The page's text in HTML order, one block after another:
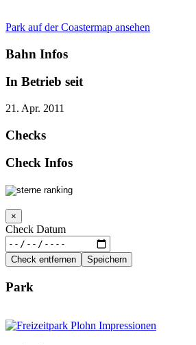
Park auf der Coastermap ansehen
Bahn Infos
In Betrieb seit
21. Apr. 2011
Checks
Check Infos
×
Check Datum
Check entfernen Speichern
Park